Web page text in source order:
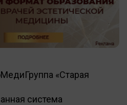
«Старая
система